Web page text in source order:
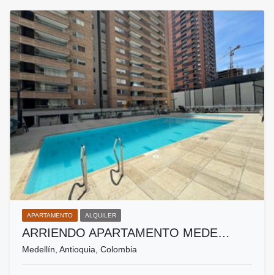
APARTAMENTO ALQUILER
ARRIENDO APARTAMENTO MEDE…
Medellín, Antioquia, Colombia